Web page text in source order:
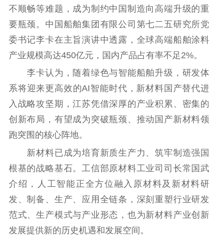
扫黄打非
电影工作
电影创作 电影市场
机关党建
党建要闻 学习在线
文化人才
数据资源
公共服务
新时代公民素养
提升资源库
新闻出版
政务服务
作品著作权
登记服务
科研创新
智库服务
不顺畅等难题，成为制约中国制造向高端升级的重
要瓶颈。中国船舶集团有限公司第七二五研究所党
委书记李卡在主旨演讲中透露，全球高端船舶涂料
产业规模高达450亿元，国内产品占有率不足2%。
李卡认为，随着绿色与智能船舶升级，研发体
系将迎来更高效的AI智能时代，新材料国产替代进
入战略攻坚期，江苏凭借深厚的产业积累、密集的
创新布局，有望成为突破瓶颈、推动国产新材料领
跑突围的核心阵地。
新材料已成为培育新质生产力、筑牢制造强国
根基的战略基石。工信部原材料工业司司长常国武
介绍，人工智能正全方位融入原材料及新材料研
发、制备、生产、应用全链条，深刻重塑行业研发
范式、生产模式与产业形态，也为新材料产业创新
发展提供新的历史机遇和发展空间。